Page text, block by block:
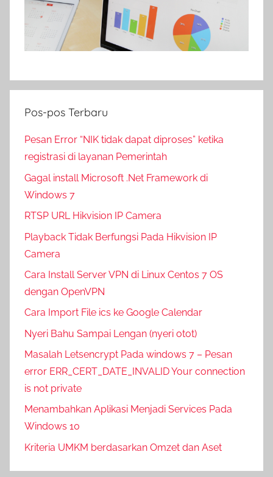
Pos-pos Terbaru
Pesan Error “NIK tidak dapat diproses” ketika
registrasi di layanan Pemerintah
Gagal install Microsoft .Net Framework di
Windows 7
RTSP URL Hikvision IP Camera
Playback Tidak Berfungsi Pada Hikvision IP
Camera
Cara Install Server VPN di Linux Centos 7 OS
dengan OpenVPN
Cara Import File ics ke Google Calendar
Nyeri Bahu Sampai Lengan (nyeri otot)
Masalah Letsencrypt Pada windows 7 – Pesan
error ERR_CERT_DATE_INVALID Your connection
is not private
Menambahkan Aplikasi Menjadi Services Pada
Windows 10
Kriteria UMKM berdasarkan Omzet dan Aset